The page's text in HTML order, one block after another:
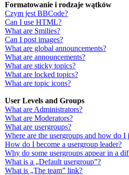
Formatowanie i rodzaje wątków
Czym jest BBCode?
Can I use HTML?
What are Smilies?
Can I post images?
What are global announcements?
What are announcements?
What are sticky topics?
What are locked topics?
What are topic icons?
User Levels and Groups
What are Administrators?
What are Moderators?
What are usergroups?
Where are the usergroups and how do I
How do I become a usergroup leader?
Why do some usergroups appear in a
What is a „Default usergroup”?
What is „The team” link?